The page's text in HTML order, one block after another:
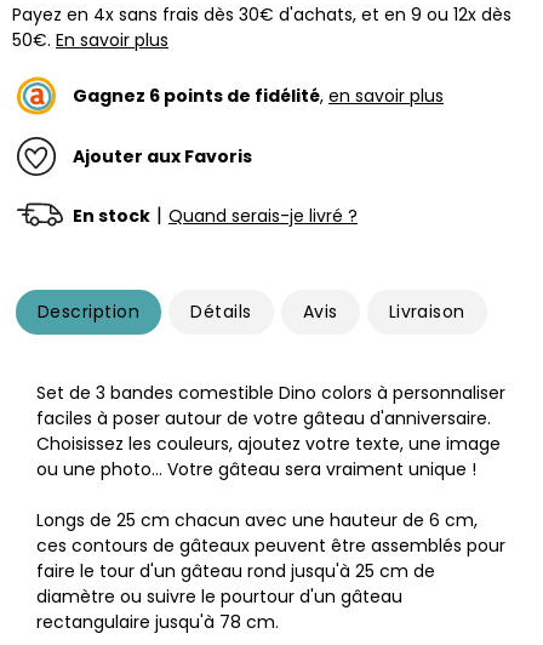
Payez en 4x sans frais dès 30€ d'achats, et en 9 ou 12x dès
50€. En savoir plus
Gagnez 6 points de fidélité, en savoir plus
Ajouter aux Favoris
En stock | Quand serais-je livré ?
Description Détails Avis Livraison
Set de 3 bandes comestible Dino colors à personnaliser
faciles à poser autour de votre gâteau d'anniversaire.
Choisissez les couleurs, ajoutez votre texte, une image
ou une photo... Votre gâteau sera vraiment unique !
Longs de 25 cm chacun avec une hauteur de 6 cm,
ces contours de gâteaux peuvent être assemblés pour
faire le tour d'un gâteau rond jusqu'à 25 cm de
diamètre ou suivre le pourtour d'un gâteau
rectangulaire jusqu'à 78 cm.